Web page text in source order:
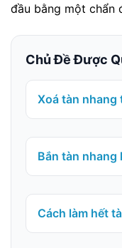
đầu bằng một chẩn
Chủ Đề Được
Xoá tàn nhang
Bắn tàn nhang
Cách làm hết